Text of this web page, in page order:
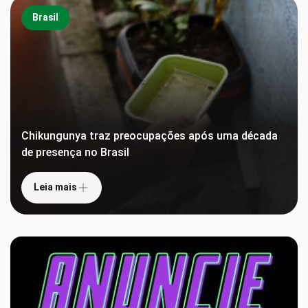
Brasil
Chikungunya traz preocupações após uma década
de presença no Brasil
Leia mais